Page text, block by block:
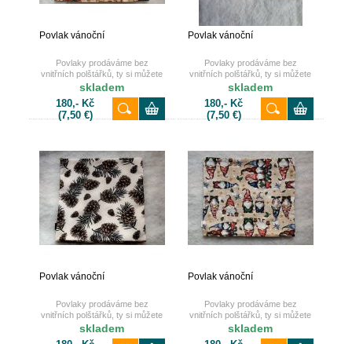
Povlak vánoční
Povlaky prodáváme bez
vnitřních polštářků, ty si můžete
také dokoupit u nás na e-shopu.
skladem
180,- Kč
(7,50 €)
Povlak vánoční
Povlaky prodáváme bez
vnitřních polštářků, ty si můžete
také dokoupit u nás na e-shopu.
skladem
180,- Kč
(7,50 €)
Povlak vánoční
Povlaky prodáváme bez
vnitřních polštářků, ty si můžete
také dokoupit u nás na e-shopu.
skladem
Povlak vánoční
Povlaky prodáváme bez
vnitřních polštářků, ty si můžete
také dokoupit u nás na e-shopu.
skladem